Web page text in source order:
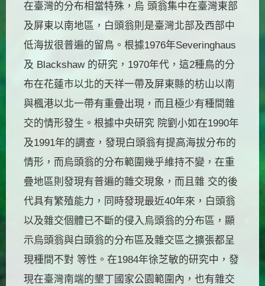
在臺灣的分布相當特殊，烏 頭翁集中在臺灣東部
及屏東以南地區，白頭翁則是臺灣北部及西部中
低海拔很普遍的留鳥。根據1976年Severinghaus
及 Blackshaw 的研究，1970年代，這2種鳥的分
布在花蓮市以北的天祥一帶及屏東縣的枋山以南
與楓港以北一帶有重疊出現，而且極少有種間雜
交的情形發生。根據中央研究 院劉小如在1990年
及1991年的調查，發現白頭翁有提高海拔分布的
情形，而烏頭翁的分布範圍幾乎維持不變，在重
疊地區則發現有普遍的雜交現象，而且雜 交的後
代具有繁殖能力，同時發現最近40年來，白頭翁
以及雜交個體已不斷的侵入烏頭翁的分布區，顯
示烏頭翁與白頭翁的分布區及雜交區之擴張都呈
現種間不對 等性。在1984年徐芝敏的研究中，發
現在臺灣南端的墾丁國家公園範圍內，也有雜交